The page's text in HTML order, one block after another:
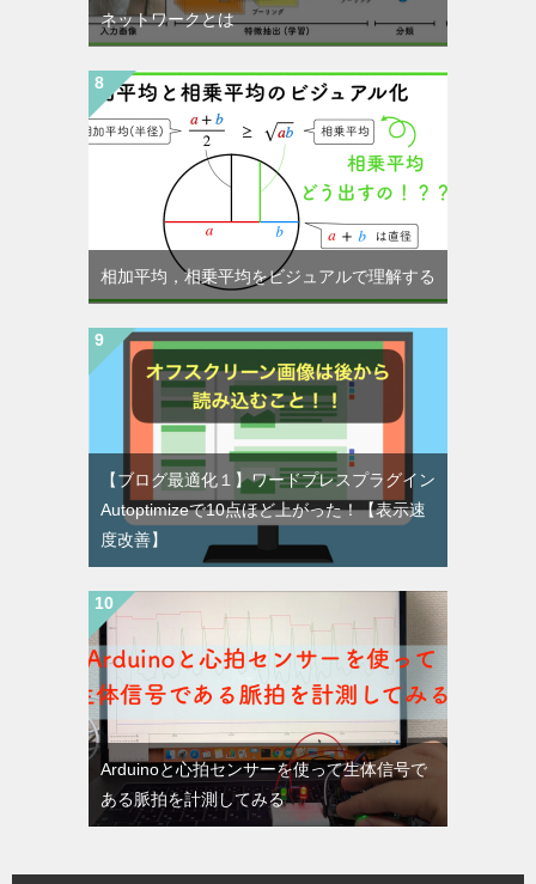
ネットワークとは
相加平均，相乗平均をビジュアルで理解する
【ブログ最適化１】ワードプレスプラグイン
Autoptimizeで10点ほど上がった！【表示速
度改善】
Arduinoと心拍センサーを使って生体信号で
ある脈拍を計測してみる